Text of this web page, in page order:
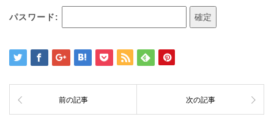
パスワード:
前の記事 次の記事